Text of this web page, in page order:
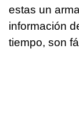
estas un
información
tiempo, son